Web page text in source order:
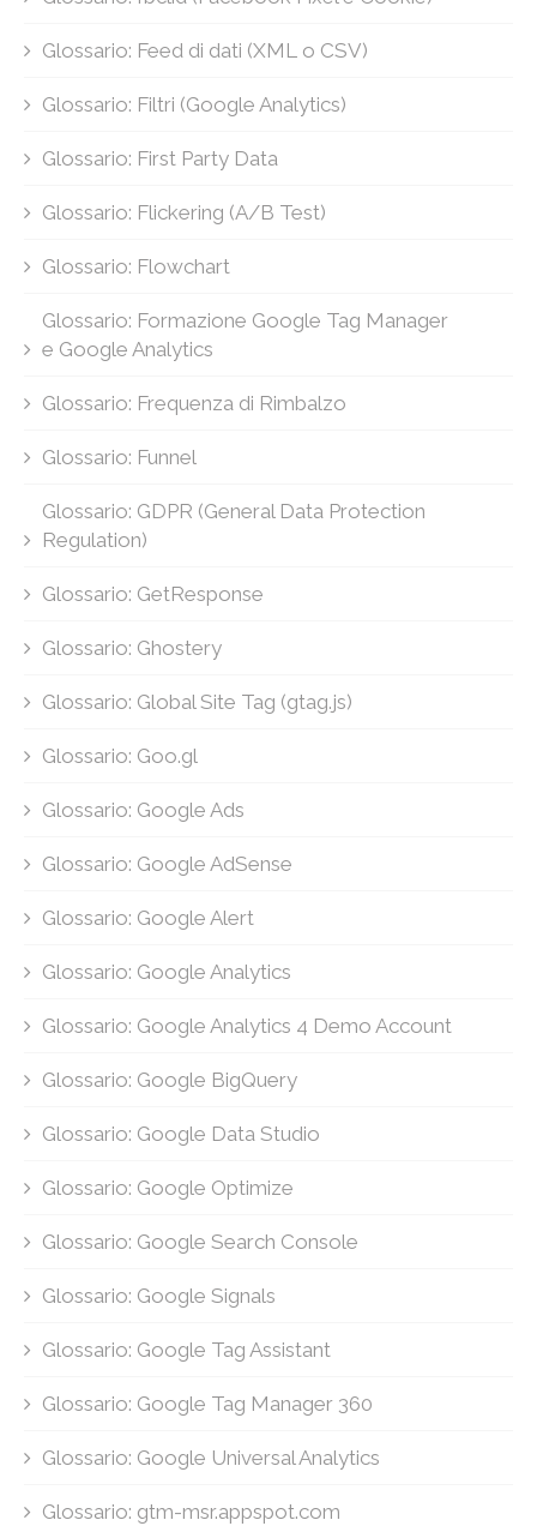
Glossario: Feed di dati (XML o CSV)
Glossario: Filtri (Google Analytics)
Glossario: First Party Data
Glossario: Flickering (A/B Test)
Glossario: Flowchart
Glossario: Formazione Google Tag Manager
e Google Analytics
Glossario: Frequenza di Rimbalzo
Glossario: Funnel
Glossario: GDPR (General Data Protection
Regulation)
Glossario: GetResponse
Glossario: Ghostery
Glossario: Global Site Tag (gtag.js)
Glossario: Goo.gl
Glossario: Google Ads
Glossario: Google AdSense
Glossario: Google Alert
Glossario: Google Analytics
Glossario: Google Analytics 4 Demo Account
Glossario: Google BigQuery
Glossario: Google Data Studio
Glossario: Google Optimize
Glossario: Google Search Console
Glossario: Google Signals
Glossario: Google Tag Assistant
Glossario: Google Tag Manager 360
Glossario: Google Universal Analytics
Glossario: gtm-msr.appspot.com